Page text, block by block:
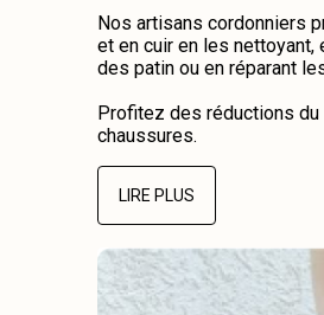
Nos artisans cordonniers
et en cuir en les nettoyant,
des patin ou en réparant
Profitez des réductions
chaussures.
LIRE PLUS